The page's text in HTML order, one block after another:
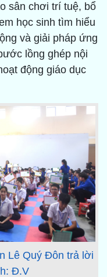
sân chơi trí tuệ, bổ
học sinh tìm hiểu
và giải pháp ứng
lồng ghép nội
động giáo dục
Lê Quý Đôn trả lời
Đ.V